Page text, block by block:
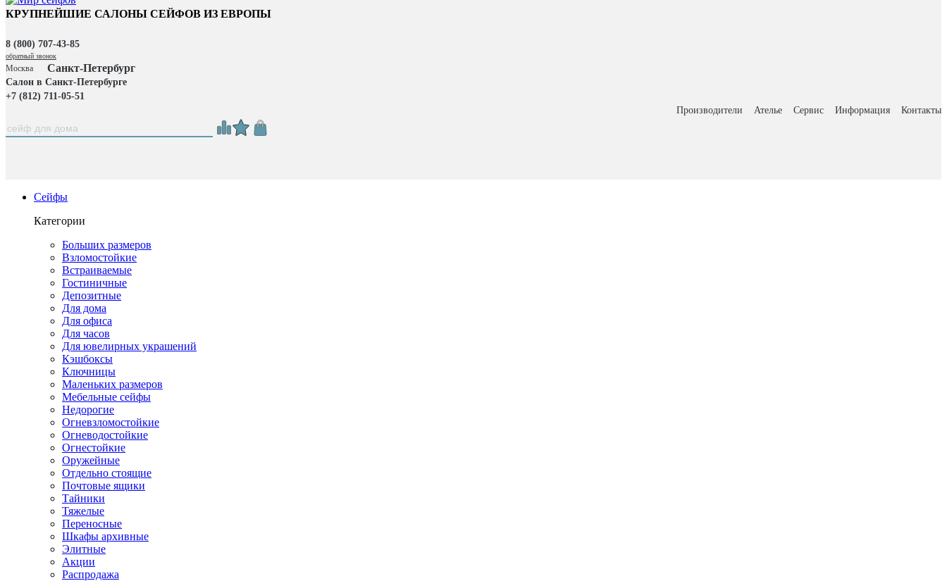
КРУПНЕЙШИЕ САЛОНЫ СЕЙФОВ ИЗ ЕВРОПЫ
8 (800) 707-43-85
обратный звонок
Москва Санкт-Петербург
Салон в Санкт-Петербурге
+7 (812) 711-05-51
Производители
Ателье Сервис Информация Контакты
Сейфы
Категории
Больших размеров
Взломостойкие
Встраиваемые
Гостиничные
Депозитные
Для дома
Для офиса
Для часов
Для ювелирных украшений
Кэшбоксы
Ключницы
Маленьких размеров
Мебельные сейфы
Недорогие
Огневзломостойкие
Огневодостойкие
Огнестойкие
Оружейные
Отдельно стоящие
Почтовые ящики
Тайники
Тяжелые
Переносные
Шкафы архивные
Элитные
Акции
Распродажа